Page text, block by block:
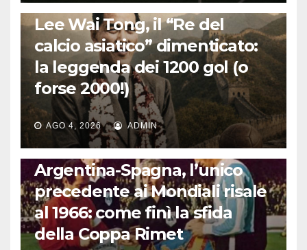
LA STORIA DEL CALCIO
Lee Wai Tong, il “Re del
calcio asiatico” dimenticato:
la leggenda dei 1200 gol (o
forse 2000!)
AGO 4, 2026 ADMIN
CALCIO INTERNAZIONALE
Argentina-Spagna, l’unico
precedente ai Mondiali risale
al 1966: come finì la sfida
della Coppa Rimet